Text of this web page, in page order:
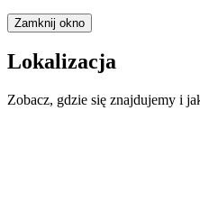
Zamknij okno
Lokalizacja
Zobacz, gdzie się znajdujemy i